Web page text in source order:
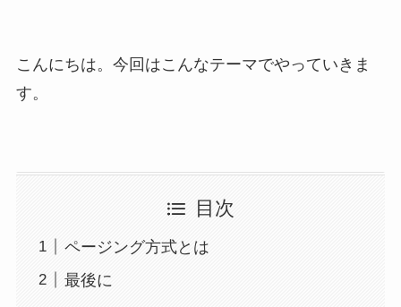
こんにちは。今回はこんなテーマでやっていきま
す。
目次
ページング方式とは
最後に